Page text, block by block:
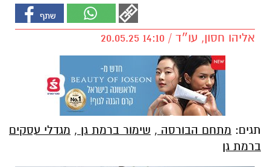
אליהו חסון, עו״ד / 14:10 20.05.25
תגים: מתחם הבורסה , שימור ברמת גן , מגדלי עסקים
ברמת גן